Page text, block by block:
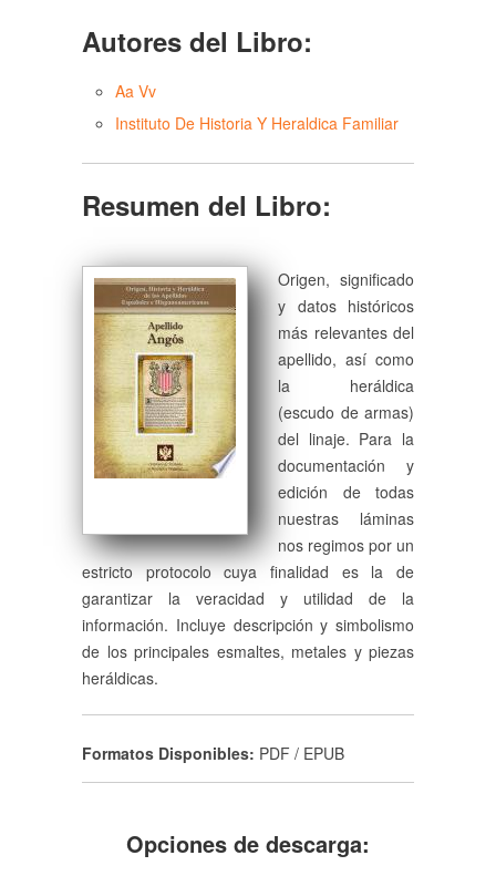
Autores del Libro:
Aa Vv
Instituto De Historia Y Heraldica Familiar
Resumen del Libro:
Origen, significado
y datos históricos
más relevantes del
apellido, así como
la heráldica
(escudo de armas)
del linaje. Para la
documentación y
edición de todas
nuestras láminas
nos regimos por un
estricto protocolo cuya finalidad es la de
garantizar la veracidad y utilidad de la
información. Incluye descripción y simbolismo
de los principales esmaltes, metales y piezas
heráldicas.
Formatos Disponibles: PDF / EPUB
Opciones de descarga: